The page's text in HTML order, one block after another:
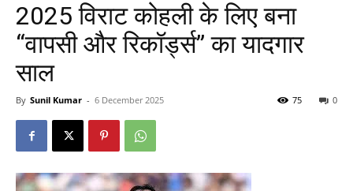
2025 विराट कोहली के लिए बना
“वापसी और रिकॉर्ड्स” का यादगार
साल
By Sunil Kumar - 6 December 2025 0
75